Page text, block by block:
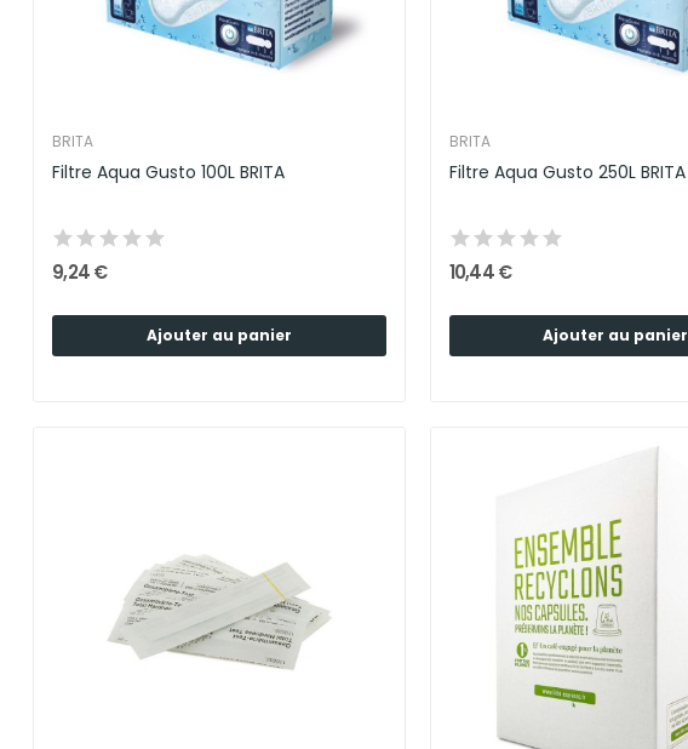
BRITA
Filtre Aqua Gusto 100L BRITA
9,24 €
Ajouter au panier
BRITA
Filtre Aqua Gusto 250L BRITA
10,44 €
Ajouter au panier